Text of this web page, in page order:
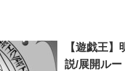
【遊戯王
説/展開ルー